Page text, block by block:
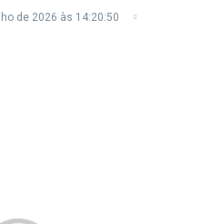
de 2026 às 14:20:50